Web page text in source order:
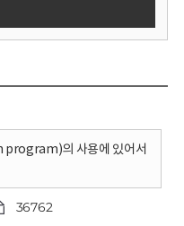
program)의 사용에 있어서
36762